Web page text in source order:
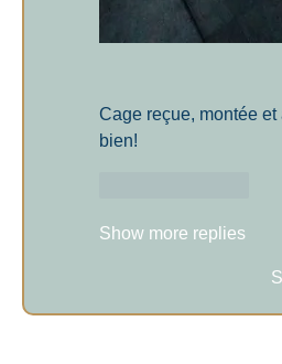
Cage reçue, montée
bien!
Show more replies